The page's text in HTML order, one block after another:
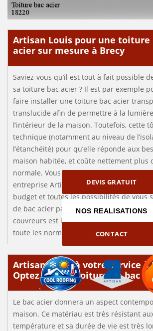
DEVIS GRATUIT
NOS REALISATIONS
CONTACT
Artisan Louis pour une toiture
acier sur mesure à Brecy
Saviez-vous qu’il est tout à fait possible
sa toiture bac acier ? Il est par exemple
faire installer une toiture bac acier
translucide afin de permettre à la lumière
l’intérieur de la maison. Toutefois, cette
technique (notamment au niveau de
l’étanchéité) pour qu’elle réponde aux
maison habitée, et coûte nettement plus
normale. Vous pouvez tout de même
entreprise Artisan Louis, sise à Brecy,
budget et toutes les possibilités de vous
de bac acier par notre entreprise et
couvreurs est la garantie d’un travail
toute les normes.
Artisan Louis à votre service à
Optez pour la toiture en bac
Le bac acier donnera un aspect
maison. Ce matériau est très résistant
température et sa durée de vie est très